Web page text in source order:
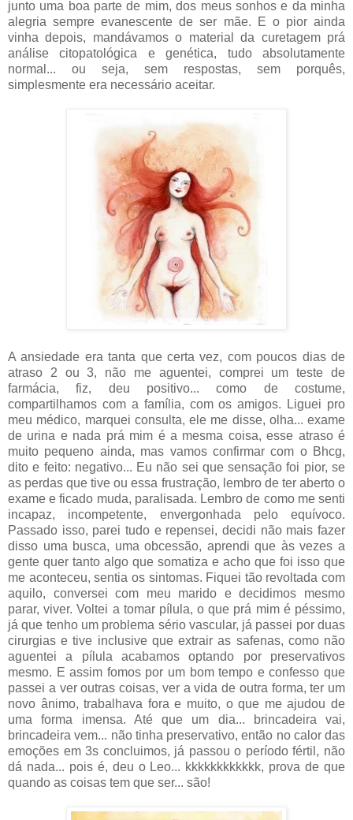
junto uma boa parte de mim, dos meus sonhos e da minha
alegria sempre evanescente de ser mãe. E o pior ainda
vinha depois, mandávamos o material da curetagem prá
análise citopatológica e genética, tudo absolutamente
normal... ou seja, sem respostas, sem porquês,
simplesmente era necessário aceitar.
A ansiedade era tanta que certa vez, com poucos dias de
atraso 2 ou 3, não me aguentei, comprei um teste de
farmácia, fiz, deu positivo... como de costume,
compartilhamos com a família, com os amigos. Liguei pro
meu médico, marquei consulta, ele me disse, olha... exame
de urina e nada prá mim é a mesma coisa, esse atraso é
muito pequeno ainda, mas vamos confirmar com o Bhcg,
dito e feito: negativo... Eu não sei que sensação foi pior, se
as perdas que tive ou essa frustração, lembro de ter aberto o
exame e ficado muda, paralisada. Lembro de como me senti
incapaz, incompetente, envergonhada pelo equívoco.
Passado isso, parei tudo e repensei, decidi não mais fazer
disso uma busca, uma obcessão, aprendi que às vezes a
gente quer tanto algo que somatiza e acho que foi isso que
me aconteceu, sentia os sintomas. Fiquei tão revoltada com
aquilo, conversei com meu marido e decidimos mesmo
parar, viver. Voltei a tomar pílula, o que prá mim é péssimo,
já que tenho um problema sério vascular, já passei por duas
cirurgias e tive inclusive que extrair as safenas, como não
aguentei a pílula acabamos optando por preservativos
mesmo. E assim fomos por um bom tempo e confesso que
passei a ver outras coisas, ver a vida de outra forma, ter um
novo ânimo, trabalhava fora e muito, o que me ajudou de
uma forma imensa. Até que um dia... brincadeira vai,
brincadeira vem... não tinha preservativo, então no calor das
emoções em 3s concluimos, já passou o período fértil, não
dá nada... pois é, deu o Leo... kkkkkkkkkkkk, prova de que
quando as coisas tem que ser... são!